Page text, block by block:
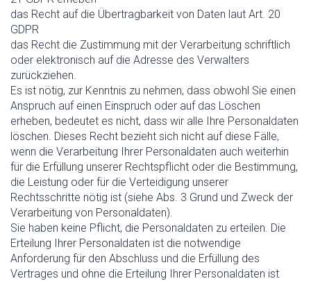
das Recht auf die Übertragbarkeit von Daten laut Art. 20
GDPR
das Recht die Zustimmung mit der Verarbeitung schriftlich
oder elektronisch auf die Adresse des Verwalters
zurückziehen.
Es ist nötig, zur Kenntnis zu nehmen, dass obwohl Sie einen
Anspruch auf einen Einspruch oder auf das Löschen
erheben, bedeutet es nicht, dass wir alle Ihre Personaldaten
löschen. Dieses Recht bezieht sich nicht auf diese Fälle,
wenn die Verarbeitung Ihrer Personaldaten auch weiterhin
für die Erfüllung unserer Rechtspflicht oder die Bestimmung,
die Leistung oder für die Verteidigung unserer
Rechtsschritte nötig ist (siehe Abs. 3 Grund und Zweck der
Verarbeitung von Personaldaten).
Sie haben keine Pflicht, die Personaldaten zu erteilen. Die
Erteilung Ihrer Personaldaten ist die notwendige
Anforderung für den Abschluss und die Erfüllung des
Vertrages und ohne die Erteilung Ihrer Personaldaten ist